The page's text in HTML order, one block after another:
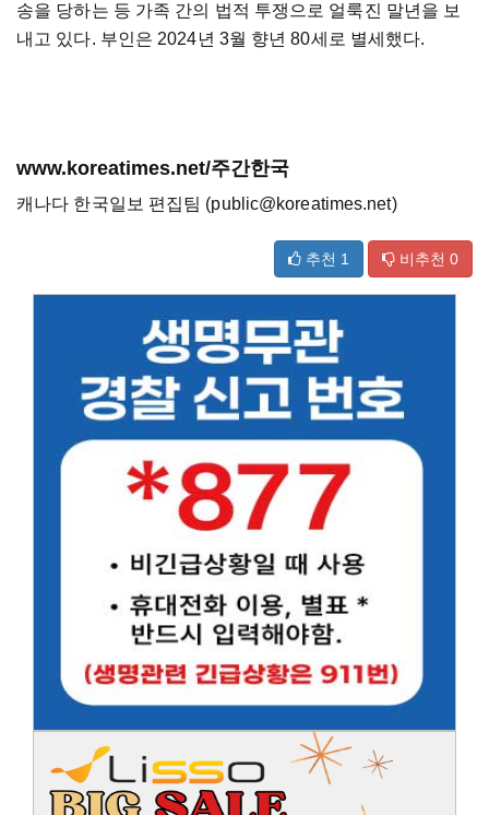
송을 당하는 등 가족 간의 법적 투쟁으로 얼룩진 말년을 보
내고 있다. 부인은 2024년 3월 향년 80세로 별세했다.
www.koreatimes.net/주간한국
캐나다 한국일보 편집팀 (public@koreatimes.net)
추천 1 비추천 0